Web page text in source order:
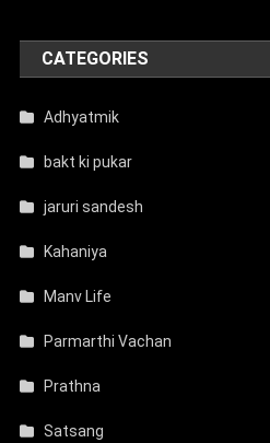
CATEGORIES
Adhyatmik
bakt ki pukar
jaruri sandesh
Kahaniya
Manv Life
Parmarthi Vachan
Prathna
Satsang